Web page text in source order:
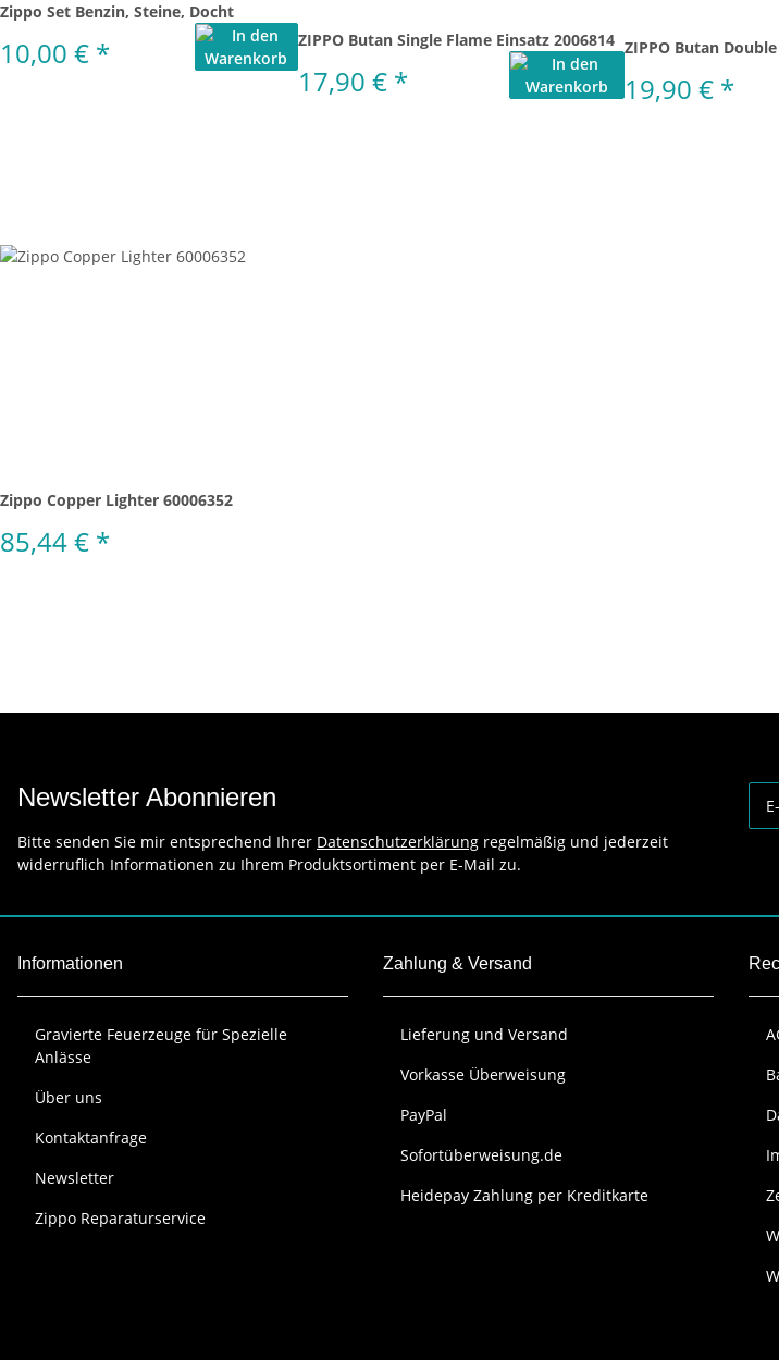
Zippo Set Benzin, Steine, Docht
10,00 € * ZIPPO Butan Single Flame Einsatz 2006814
17,90 € *
ZIPPO Butan
19,90 € *
Zippo Copper Lighter 60006352
85,44 € *
Newsletter Abonnieren
Bitte senden Sie mir entsprechend Ihrer Datenschutzerklärung regelmäßig und jederzeit
widerruflich Informationen zu Ihrem Produktsortiment per E-Mail zu.
Informationen
Gravierte Feuerzeuge für Spezielle
Anlässe
Über uns
Kontaktanfrage
Newsletter
Zippo Reparaturservice
Zahlung & Versand
Lieferung und Versand
Vorkasse Überweisung
PayPal
Sofortüberweisung.de
Heidepay Zahlung per Kreditkarte